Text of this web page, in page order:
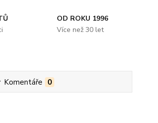
OD ROKU 1996
Více než 30 let
Komentáře 0